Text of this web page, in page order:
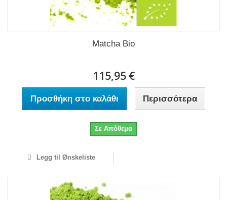
Matcha Bio
115,95 €
Προσθήκη στο καλάθι Περισσότερα
Σε Απόθεμα
Legg til Ønskeliste